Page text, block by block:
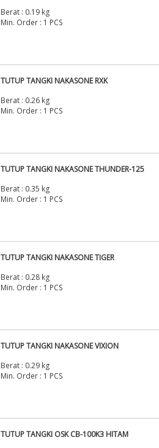
Berat : 0.19 kg
Min. Order : 1 PCS
TUTUP TANGKI NAKASONE RXK
Berat : 0.26 kg
Min. Order : 1 PCS
TUTUP TANGKI NAKASONE THUNDER-125
Berat : 0.35 kg
Min. Order : 1 PCS
TUTUP TANGKI NAKASONE TIGER
Berat : 0.28 kg
Min. Order : 1 PCS
TUTUP TANGKI NAKASONE VIXION
Berat : 0.29 kg
Min. Order : 1 PCS
TUTUP TANGKI OSK CB-100K3 HITAM